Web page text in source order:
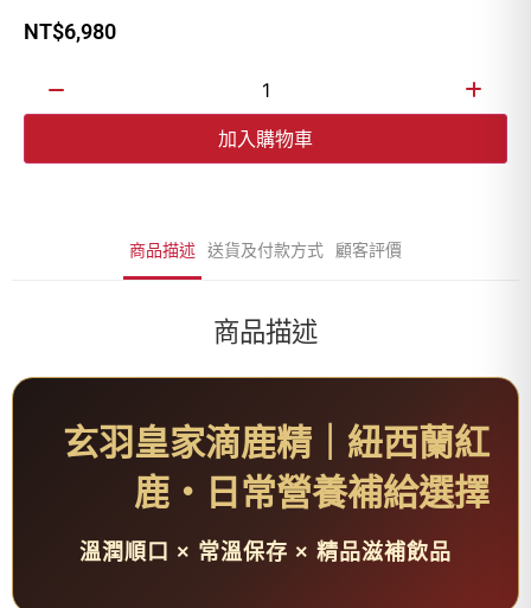
NT$6,980
加入購物車
商品描述 送貨及付款方式 顧客評價
商品描述
玄羽皇家滴鹿精｜紐西蘭紅
鹿・日常營養補給選擇
溫潤順口 × 常溫保存 × 精品滋補飲品